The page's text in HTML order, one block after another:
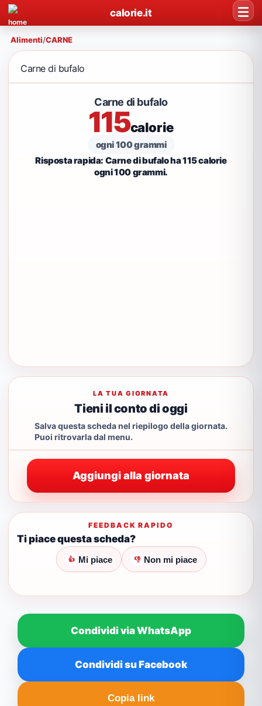
calorie.it
Alimenti/CARNE
Carne di bufalo
Carne di bufalo
115calorie
ogni 100 grammi
Risposta rapida: Carne di bufalo ha 115 calorie
ogni 100 grammi.
LA TUA GIORNATA
Tieni il conto di oggi
Salva questa scheda nel riepilogo della giornata.
Puoi ritrovarla dal menu.
Aggiungi alla giornata
FEEDBACK RAPIDO
Ti piace questa scheda?
👍 Mi piace 👎 Non mi piace
Condividi via WhatsApp
Condividi su Facebook
Copia link